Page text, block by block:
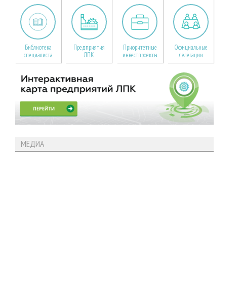
Библиотека
специалиста
Предприятия
ЛПК
Приоритетные
инвестпроекты
Официальные
делегации
МЕДИА